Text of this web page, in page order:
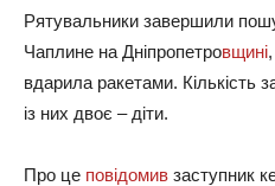
Рятувальники завершили
Чаплине на Дніпропетровщині
вдарила ракетами. Кількість
із них двоє – діти.
Про це повідомив заступник